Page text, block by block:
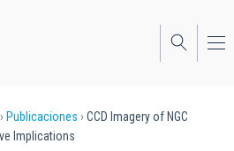
Publicaciones
CCD Imagery of NGC
Implications